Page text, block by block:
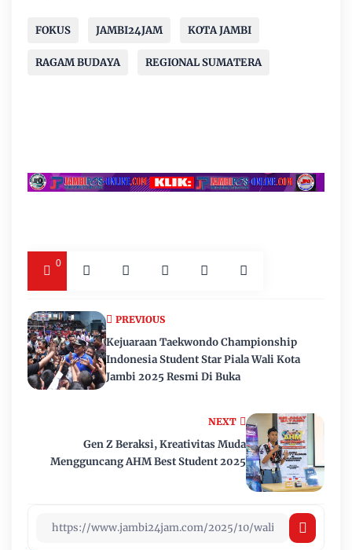
FOKUS JAMBI24JAM KOTA JAMBI
RAGAM BUDAYA REGIONAL SUMATERA
0
NEXT
Gen Z Beraksi, Kreativitas Muda
Mengguncang AHM Best Student 2025
PREVIOUS
Kejuaraan Taekwondo Championship
Indonesia Student Star Piala Wali Kota
Jambi 2025 Resmi Di Buka